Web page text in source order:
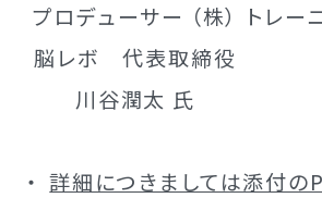
プロデューサー （株）
脳レボ 代表取締役
川谷潤太 氏
トレー
詳細につきましては添付の